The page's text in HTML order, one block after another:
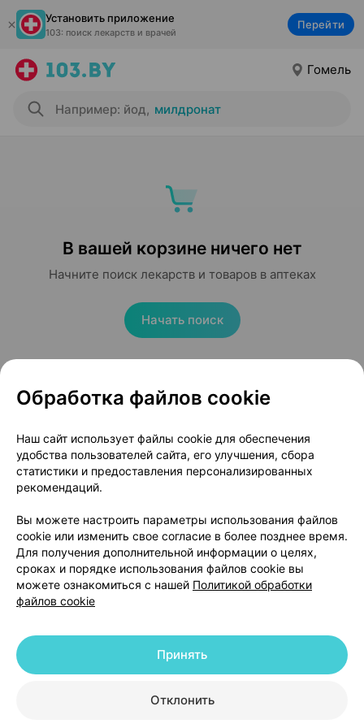
Установить приложение
103: поиск лекарств и врачей
Перейти
Гомель
Например: йод, милдронат
В вашей корзине ничего нет
Начните поиск лекарств и товаров в аптеках
Начать поиск
Популярные товары
Канефрон форте,
таблетки ×30
Циклодинон,
таблетки×30
В корзину
Энтерол
250 мг
В
Обработка файлов cookie
Наш сайт использует файлы cookie для обеспечения
удобства пользователей сайта, его улучшения, сбора
статистики и предоставления персонализированных
рекомендаций.
Вы можете настроить параметры использования файлов
cookie или изменить свое согласие в более позднее время.
Для получения дополнительной информации о целях,
сроках и порядке использования файлов cookie вы
можете ознакомиться с нашей Политикой обработки
файлов cookie
Отклонить
Принять